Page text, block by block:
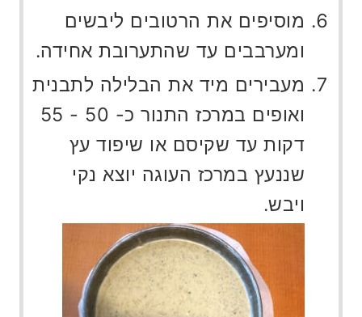
מוסיפים את הרטובים ליבשים
ומערבבים עד שהתערובת אחידה.
מעבירים מיד את הבלילה לתבנית
ואופים במרכז התנור כ- 50 - 55
דקות עד שקיסם או שיפוד עץ
שננעץ במרכז העוגה יוצא נקי
ויבש.